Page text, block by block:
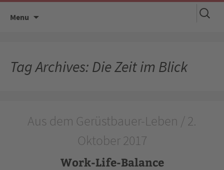
Menu
Suchen
nach:
Tag Archives: Die Zeit im Blick
Aus dem Gerüstbauer-Leben / 2.
Oktober 2017
Work-Life-Balance